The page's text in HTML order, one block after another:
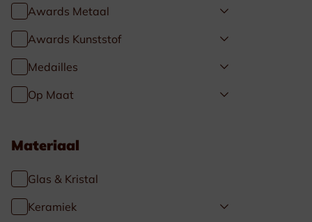
Awards Metaal
Awards Kunststof
Medailles
Op Maat
Materiaal
Glas & Kristal
Keramiek